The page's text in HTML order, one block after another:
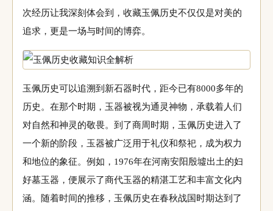
次经历让我深刻体会到，收藏玉佩历史不仅仅是对美的
追求，更是一场与时间的博弈。
玉佩历史可以追溯到新石器时代，距今已有8000多年的
历史。在那个时期，玉器被视为通灵神物，承载着人们
对自然和神灵的敬畏。到了商周时期，玉佩历史进入了
一个新的阶段，玉器被广泛用于礼仪和祭祀，成为权力
和地位的象征。例如，1976年在河南安阳殷墟出土的妇
好墓玉器，便展示了商代玉器的精湛工艺和丰富文化内
涵。随着时间的推移，玉佩历史在春秋战国时期达到了